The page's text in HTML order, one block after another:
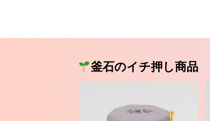
釜石のイチ押し商品